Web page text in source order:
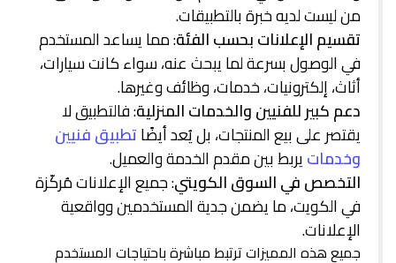
من ليست لديه خبرة بالتطبيقات.
تقسيم الإعلانات بحسب الفئة: مما يساعد المستخدم
في الوصول بسرعة لما يبحث عنه، سواء كانت سيارات،
أثاث، إلكترونيات، خدمات، وظائف وغيرها.
دعم كبير للفنيين والخدمات المنزلية: فالتطبيق لا
يقتصر على بيع المنتجات، بل يُعد أيضًاتطبيق فنيين
وخدماتيربط بين مقدم الخدمة والعميل.
التخصص في السوق الكويتي: جميع الإعلانات مُركّزة
في الكويت، ما يضمن جدية المستخدمين وواقعية
الإعلانات.
جميع هذه المميزات ترتبط مباشرة باحتياجات المستخدم